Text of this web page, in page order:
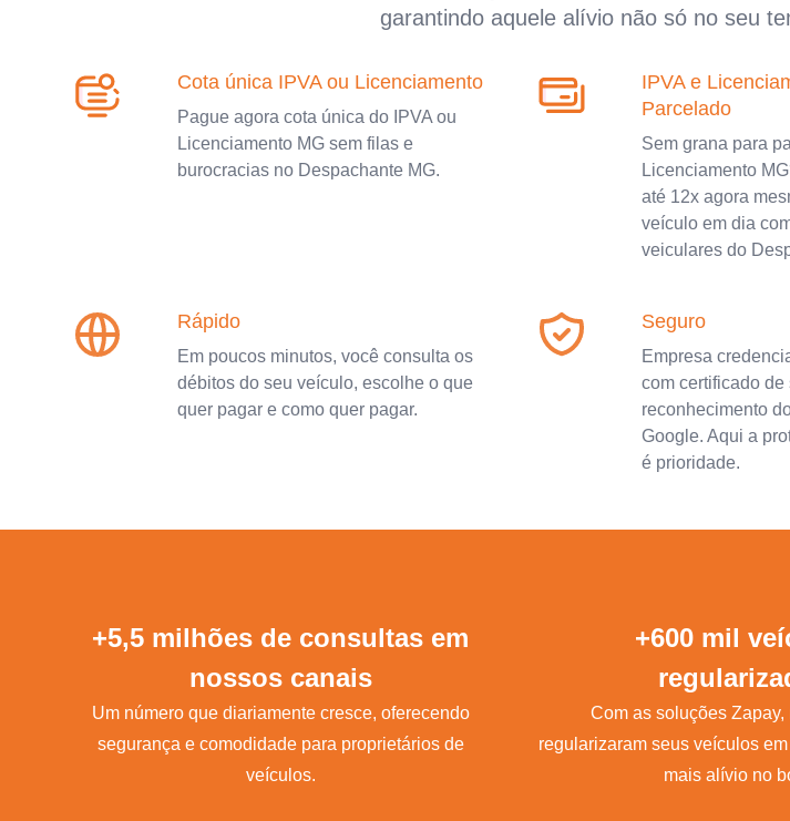
garantindo aquele alívio não só no seu
Cota única IPVA ou Licenciamento
Pague agora cota única do IPVA ou
Licenciamento MG sem filas e
burocracias no Despachante MG.
IPVA e
Parcelado
Sem grana para
Licenciamento
até 12x agora
veículo em dia
veiculares do
Rápido
Em poucos minutos, você consulta os
débitos do seu veículo, escolhe o que
quer pagar e como quer pagar.
Seguro
Empresa
com certificado
reconhecimento
Google. Aqui a
é prioridade.
+5,5 milhões de consultas em
nossos canais
Um número que diariamente cresce, oferecendo
segurança e comodidade para proprietários de
veículos.
+600 mil
Com as soluções
regularizaram seus veículos
mais alívio no